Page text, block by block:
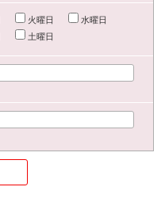
火曜日
水曜日
土曜日